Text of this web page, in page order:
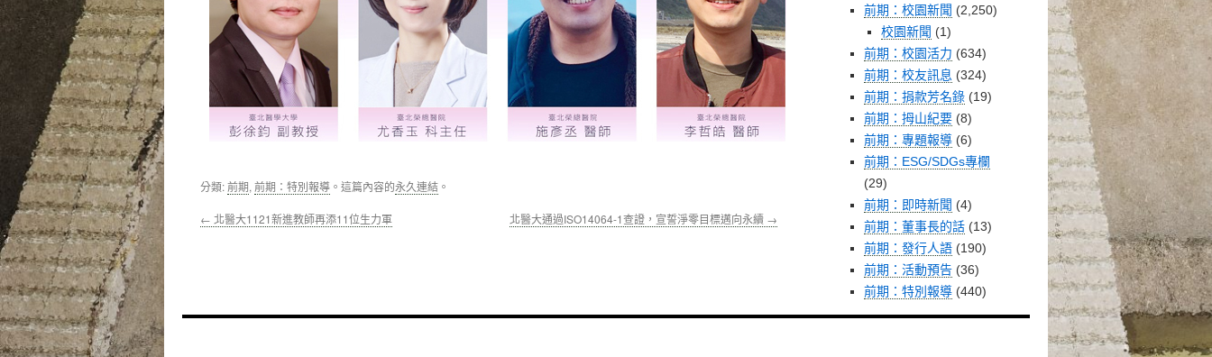
分類:前期, 前期：特別報導 。這篇內容的永久連結 。
← 北醫大1121新進教師再添11位生力軍 北醫大通過ISO14064-1查證，宣誓淨零目標邁向永續 →
前期：校園新聞 (2,250)
校園新聞 (1)
前期：校園活力 (634)
前期：校友訊息 (324)
前期：捐款芳名錄 (19)
前期：拇山紀要 (8)
前期：專題報導 (6)
前期：ESG/SDGs專欄
(29)
前期：即時新聞 (4)
前期：董事長的話 (13)
前期：發行人語 (190)
前期：活動預告 (36)
前期：特別報導 (440)